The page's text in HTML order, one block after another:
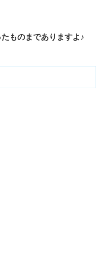
ものまでありますよ♪